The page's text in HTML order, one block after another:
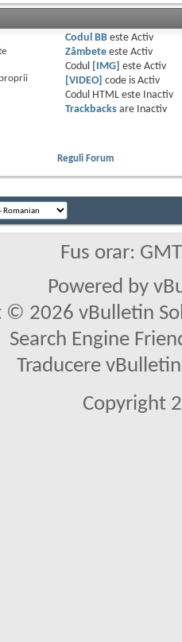
Codul BBeste Activ
Zâmbeteeste Activ
Codul
[IMG] este Activ
[VIDEO]
code is Activ
Codul HTML este
Inactiv
Trackbacksare
Inactiv
Reguli Forum
Fus orar:
Powered by
© 2026 vBulletin
Search Engine
Traducere
Copyright